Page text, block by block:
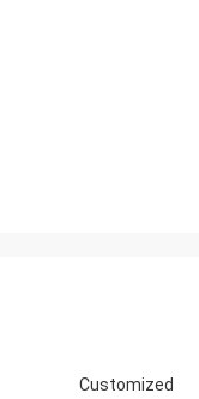
Customized